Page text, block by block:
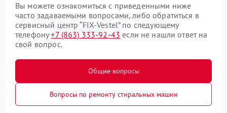
Вы можете ознакомиться с приведенными ниже
часто задаваемыми вопросами, либо обратиться в
сервисный центр “FIX-Vestel” по следующему
телефону+7 (863) 333-92-43 если не нашли ответ на
свой вопрос.
Общие вопросы
Вопросы по ремонту стиральных машин